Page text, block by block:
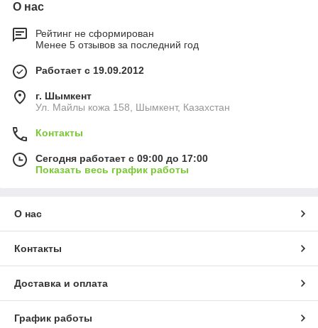
О нас
Рейтинг не сформирован
Менее 5 отзывов за последний год
Работает с 19.09.2012
г. Шымкент
Ул. Майлы кожа 158, Шымкент, Казахстан
Контакты
Сегодня работает с 09:00 до 17:00
Показать весь график работы
О нас
Контакты
Доставка и оплата
График работы